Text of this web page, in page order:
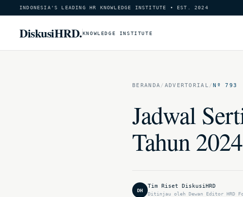
INDONESIA'S LEADING HR KNOWLEDGE INSTITUTE • EST. 2024
DiskusiHRD.KNOWLEDGE INSTITUTE
BERANDA/ ADVERTORIAL /Nº 793
Jadwal
Tahun 2024
DH
Tim Riset DiskusiHRD
Ditinjau oleh Dewan Editor HRD